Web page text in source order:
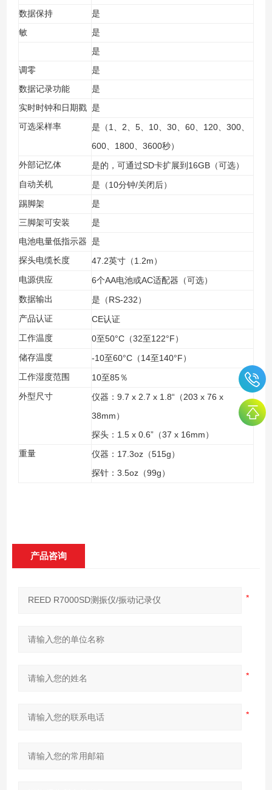
数据保持 是
敏 是
是
调零 是
数据记录功能 是
实时时钟和日期戳 是
可选采样率 是（ 1 2 5、 10、 30、 60、 120、 300、
600、 1800、 3600秒）
外部记忆体 是的，可通过SD卡扩展到 16GB（可选）
自动关机 是（ 10分钟/关闭后）
踢脚架 是
三脚架可安装 是
电池电量低指示器 是
探头电缆长度 47.2英寸（ 1.2m ）
电源供应 6个AA电池或AC适配器（可选）
数据输出 是（ RS-232 ）
产品认证 CE认证
工作温度 0至50°C（32至122°F ）
储存温度 -10至60°C（ 14至140°F ）
工作湿度范围 10至85％
外型尺寸 仪器： 9.7 x 2.7 x 1.8“ （ 203 x 76 x
38mm ）
探头： 1.5 x 0.6”（37 x 16mm ）
重量 仪器： 17.3oz（515g ）
探针： 3.5oz（99g ）
产品咨询